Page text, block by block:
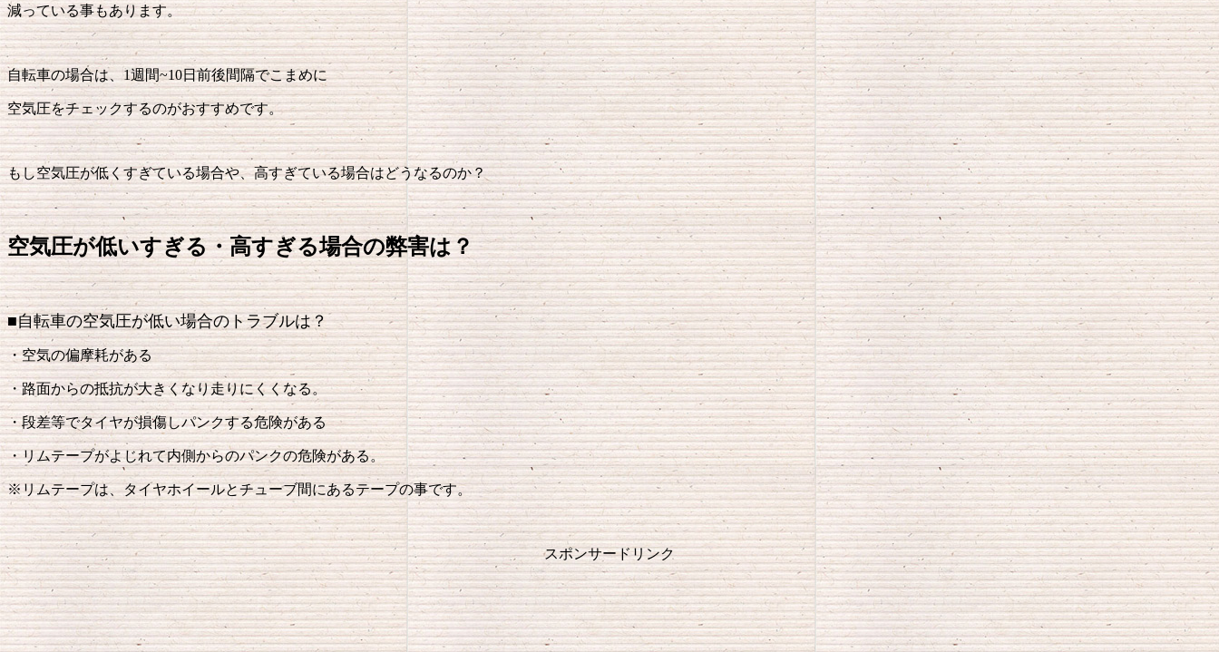
減っている事もあります。
自転車の場合は、1週間~10日前後間隔でこまめに
空気圧をチェックするのがおすすめです。
もし空気圧が低くすぎている場合や、高すぎている場合はどうなるのか？
空気圧が低いすぎる・高すぎる場合の弊害は？
■自転車の空気圧が低い場合のトラブルは？
・空気の偏摩耗がある
・路面からの抵抗が大きくなり走りにくくなる。
・段差等でタイヤが損傷しパンクする危険がある
・リムテープがよじれて内側からのパンクの危険がある。
※リムテープは、タイヤホイールとチューブ間にあるテープの事です。
スポンサードリンク